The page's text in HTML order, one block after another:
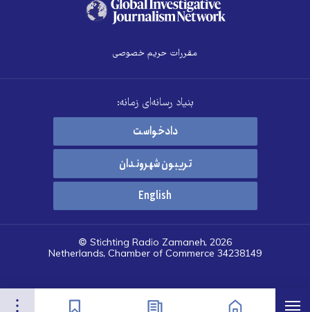
فهرست نشان‌گذاشته‌ها
مقررات حریم خصوصی
بنیاد رسانه‌ای زمانه:
دادخواست
تریبون شهروندان
English
© Stichting Radio Zamaneh, 2026
Netherlands, Chamber of Commerce 34238149